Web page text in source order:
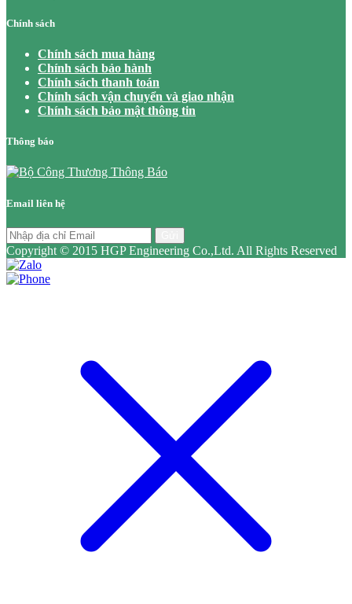
Chính sách
Chính sách mua hàng
Chính sách bảo hành
Chính sách thanh toán
Chính sách vận chuyển và giao nhận
Chính sách bảo mật thông tin
Thông báo
Email liên hệ
Copyright © 2015 HGP Engineering Co.,Ltd. All Rights Reserved